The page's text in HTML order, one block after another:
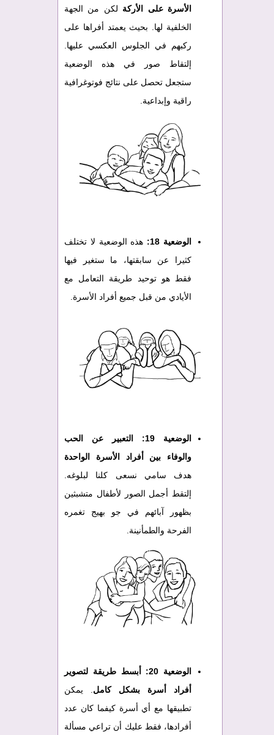
الأسرة على الأركة لكن من الجهة
الخلفية لها. بحيث يعمتد أفراها على
ركبهم في الجلوس العكسي عليها.
إلتقاط صور في هذه الوضعية
ستجعل تحصل على نتائج فوتوغرافية
راقية وإبداعية.
الوضعية 18:
هذه الوضعية لا تختلف
كثيرا عن سابقتها، ما ستغير فيها
فقط هو توحيد طريقة التعامل مع
الأيادي من قبل جميع أفراد الأسرة.
الوضعية 19:
التعبير عن الحب
والوفاء بين أفراد الأسرة الواحدة
هدف سامي نسعى كلنا لبلوغه.
إلتقط أجمل الصور لأطفال متشبثين
بظهور آبائهم في جو بهيج تغمره
الفرحة والطمأنينة.
الوضعية 20:
أبسط طريقة لتصوير
أفراد أسرة بشكل كامل . يمكن
تطبيقها مع أي أسرة كيفما كان عدد
أفرادها، فقط عليك أن تراعي مسألة